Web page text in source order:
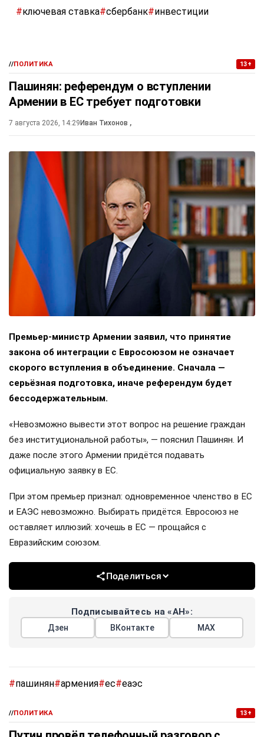
#ключевая ставка#сбербанк#инвестиции
//ПОЛИТИКА 13+
Пашинян: референдум о вступлении
Армении в ЕС требует подготовки
7 августа 2026, 14:29 Иван Тихонов ,
Премьер-министр Армении заявил, что принятие
закона об интеграции с Евросоюзом не означает
скорого вступления в объединение. Сначала —
серьёзная подготовка, иначе референдум будет
бессодержательным.
«Невозможно вывести этот вопрос на решение граждан
без институциональной работы», — пояснил Пашинян. И
даже после этого Армении придётся подавать
официальную заявку в ЕС.
При этом премьер признал: одновременное членство в ЕС
и ЕАЭС невозможно. Выбирать придётся. Евросоюз не
оставляет иллюзий: хочешь в ЕС — прощайся с
Евразийским союзом.
Поделиться
Подписывайтесь на «АН»:
Дзен ВКонтакте МАХ
#пашинян#армения#ес#еаэс
//ПОЛИТИКА 13+